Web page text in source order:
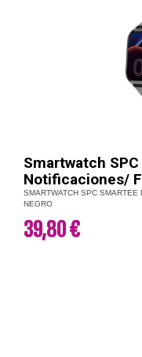
Smartwatch
Notificaciones/
SMARTWATCH SPC
NEGRO
39,80 €